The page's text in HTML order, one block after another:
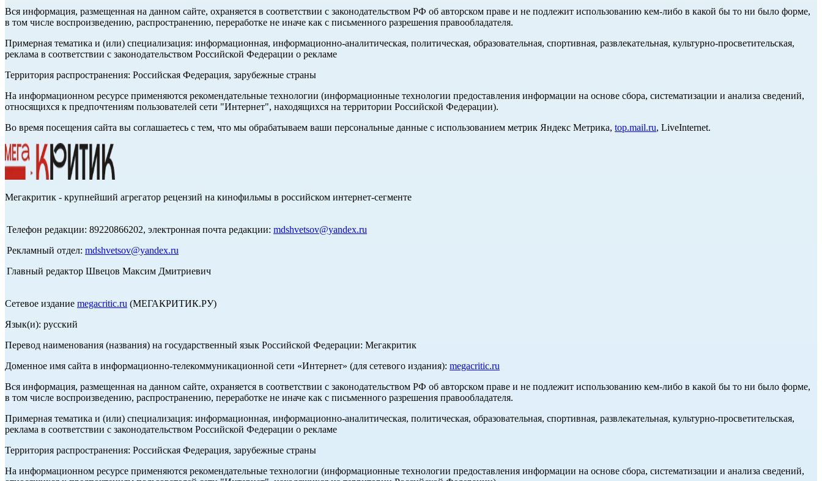
Вся информация, размещенная на данном сайте, охраняется в соответствии с законодательством РФ об авторском праве и не подлежит использованию кем-либо в какой бы то ни было форме,
в том числе воспроизведению, распространению, переработке не иначе как с письменного разрешения правообладателя.
Примерная тематика и (или) специализация: информационная, информационно-аналитическая, политическая, образовательная, спортивная, развлекательная, культурно-просветительская,
реклама в соответствии с законодательством Российской Федерации о рекламе
Территория распространения: Российская Федерация, зарубежные страны
На информационном ресурсе применяются рекомендательные технологии (информационные технологии предоставления информации на основе сбора, систематизации и анализа сведений,
относящихся к предпочтениям пользователей сети "Интернет", находящихся на территории Российской Федерации).
Во время посещения сайта вы соглашаетесь с тем, что мы обрабатываем ваши персональные данные с использованием метрик Яндекс Метрика, top.mail.ru, LiveInternet.
Мегакритик - крупнейший агрегатор рецензий на кинофильмы в российском интернет-сегменте
Телефон редакции: 89220866202, электронная почта редакции: mdshvetsov@yandex.ru
Рекламный отдел: mdshvetsov@yandex.ru
Главный редактор Швецов Максим Дмитриевич
Сетевое издание megacritic.ru (МЕГАКРИТИК.РУ)
Язык(и): русский
Перевод наименования (названия) на государственный язык Российской Федерации: Мегакритик
Доменное имя сайта в информационно-телекоммуникационной сети «Интернет» (для сетевого издания): megacritic.ru
Вся информация, размещенная на данном сайте, охраняется в соответствии с законодательством РФ об авторском праве и не подлежит использованию кем-либо в какой бы то ни было форме,
в том числе воспроизведению, распространению, переработке не иначе как с письменного разрешения правообладателя.
Примерная тематика и (или) специализация: информационная, информационно-аналитическая, политическая, образовательная, спортивная, развлекательная, культурно-просветительская,
реклама в соответствии с законодательством Российской Федерации о рекламе
Территория распространения: Российская Федерация, зарубежные страны
На информационном ресурсе применяются рекомендательные технологии (информационные технологии предоставления информации на основе сбора, систематизации и анализа сведений,